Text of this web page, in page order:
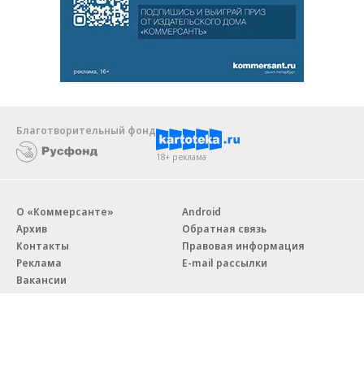
Благотворительный фонд
18+ реклама
О «Коммерсанте»
Архив
Контакты
Реклама
Вакансии
Android
Обратная связь
Правовая информация
E-mail рассылки